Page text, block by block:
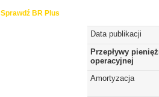
Data publikacji
Przepływy
operacyjnej
Amortyzacja
Sprawdź BR Plus